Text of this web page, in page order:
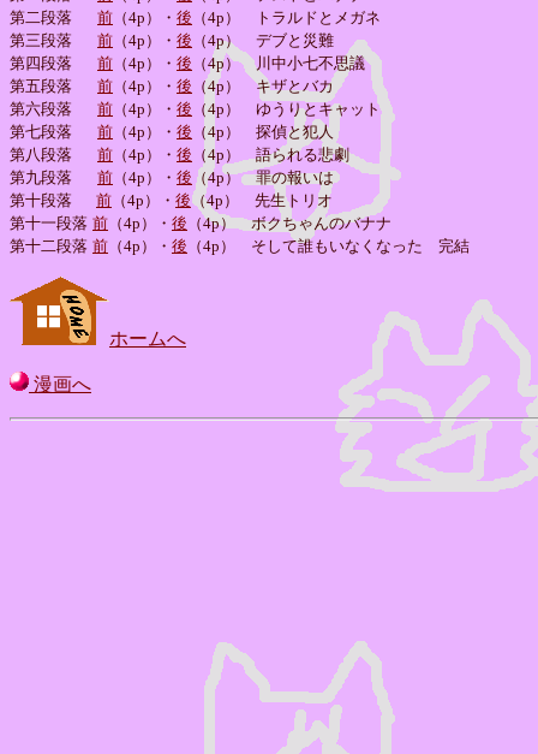
第二段落
前 （4p）・ 後 （4p） トラルドとメガネ
第三段落
前 （4p）・ 後 （4p） デブと災難
第四段落
前 （4p）・ 後 （4p） 川中小七不思議
第五段落
前 （4p）・ 後 （4p） キザとバカ
第六段落
前 （4p）・ 後 （4p） ゆうりとキャット
第七段落
前 （4p）・ 後 （4p） 探偵と犯人
第八段落
前 （4p）・ 後 （4p） 語られる悲劇
第九段落
前 （4p）・ 後 （4p） 罪の報いは
第十段落
前 （4p）・ 後（4p） 先生トリオ
第十一段落 前 （4p）・ 後 （4p） ボクちゃんのバナナ
第十二段落 前 （4p）・ 後 （4p） そして誰もいなくなった 完結
ホームへ
漫画へ